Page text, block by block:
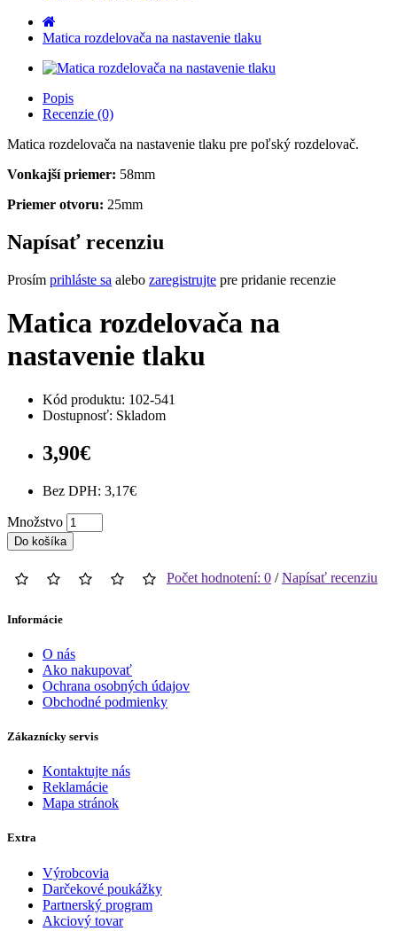
Matica rozdelovača na nastavenie tlaku
Popis
Recenzie (0)
Matica rozdelovača na nastavenie tlaku pre poľský rozdelovač.
Vonkajší priemer: 58mm
Priemer otvoru: 25mm
Napísať recenziu
Prosím prihláste sa alebo zaregistrujte pre pridanie recenzie
Matica rozdelovača na
nastavenie tlaku
Kód produktu: 102-541
Dostupnosť: Skladom
3,90€
Bez DPH: 3,17€
Množstvo
Do košíka
Počet hodnotení: 0 /Napísať recenziu
Informácie
O nás
Ako nakupovať
Ochrana osobných údajov
Obchodné podmienky
Zákaznícky servis
Kontaktujte nás
Reklamácie
Mapa stránok
Extra
Výrobcovia
Darčekové poukážky
Partnerský program
Akciový tovar